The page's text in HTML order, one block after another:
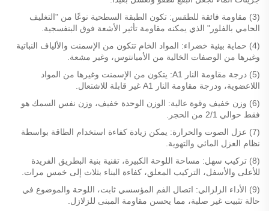
(3) مقاومة فائقة للطقس: تكون الطبقة السطحية نوعًا من "التغليف
الحامي بالفلور" الذي يمكنه مقاومة تأثير الأشعة فوق البنفسجية.
(4) حماية بيئية خضراء: المواد الخام تتكون من الإسمنت والألياف النباتية
وغيرها من الوصفات الخالية من الأميانتوس، وغير مشعة.
(5) درجة مقاومة النار A1: يتكون من الإسمنت وغيرها من المواد
اللاعضوية، ودرجة مقاومة النار A1 غير قابلة للاشتعال.
(6) وزن خفيف وقوة عالية: الوزن الوحدة خفيف، وزن نفس السمك هو
فقط حوالي 2/1 من الحجر.
(7) عزل الصوت والحرارة: يمكن زيادة كفاءة استخدام الطاقة بواسطة
نظام العزل المائي والتهوية.
(8) تركيب سهل: مساحة اللوحة الكبيرة، تقنية بنية البطريق الفريدة
للأعلى والأسفل، التركيب المعلق، كفاءة البناء بثلاث إلى خمس مرات.
(9) الأداء الزلزالي: اتصال الفم المؤسسي ثابت، اللوحة والموضوع في
حالة تثبيت غير صلبة، مما يحسن مقاومة المبنى للزلازل.